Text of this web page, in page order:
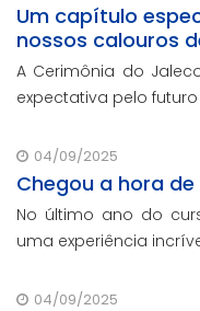
Um capítulo
nossos calouros
A Cerimônia do
expectativa pelo
04/09/2025
Chegou a hora
No último ano do
uma experiência
04/09/2025